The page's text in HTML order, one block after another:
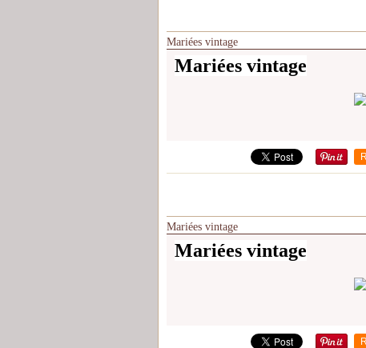
Mariées vintage
Mariées vintage
Mariées vintage
Mariées vintage